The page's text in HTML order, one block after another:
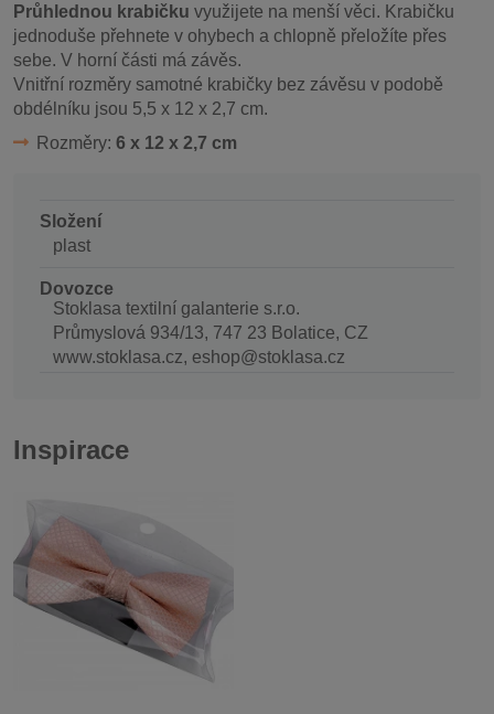
Průhlednou krabičku využijete na menší věci. Krabičku
jednoduše přehnete v ohybech a chlopně přeložíte přes
sebe. V horní části má závěs.
Vnitřní rozměry samotné krabičky bez závěsu v podobě
obdélníku jsou 5,5 x 12 x 2,7 cm.
Rozměry: 6 x 12 x 2,7 cm
Složení
plast
Dovozce
Stoklasa textilní galanterie s.r.o.
Průmyslová 934/13, 747 23 Bolatice, CZ
www.stoklasa.cz, eshop@stoklasa.cz
Inspirace